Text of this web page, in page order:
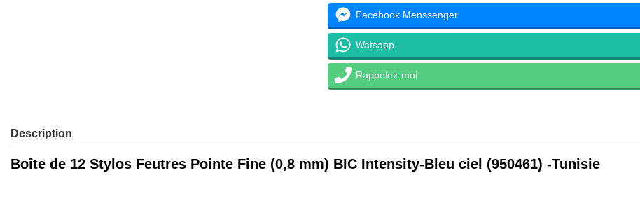
Facebook Menssenger
Watsapp
Rappelez-moi
Description
Boîte de 12 Stylos Feutres Pointe Fine (0,8 mm) BIC Intensity-Bleu ciel (950461) -Tunisie